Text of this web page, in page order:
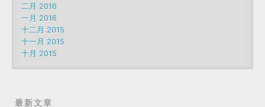
二月 2016
一月 2016
十二月 2015
十一月 2015
十月 2015
最新文章